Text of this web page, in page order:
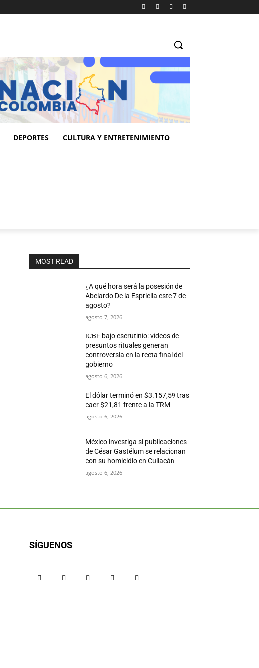
DEPORTES CULTURA Y ENTRETENIMIENTO
MOST READ
¿A qué hora será la posesión de
Abelardo De la Espriella este 7 de
agosto?
agosto 7, 2026
ICBF bajo escrutinio: videos de
presuntos rituales generan
controversia en la recta final del
gobierno
agosto 6, 2026
El dólar terminó en $3.157,59 tras
caer $21,81 frente a la TRM
agosto 6, 2026
México investiga si publicaciones
de César Gastélum se relacionan
con su homicidio en Culiacán
agosto 6, 2026
SÍGUENOS